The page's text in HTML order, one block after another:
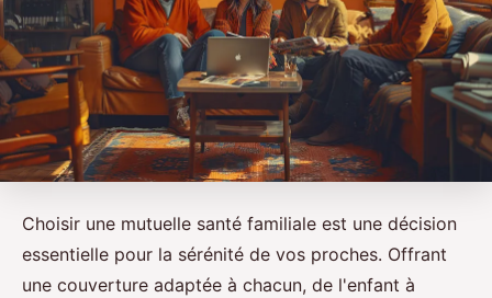
Choisir une mutuelle santé familiale est une décision
essentielle pour la sérénité de vos proches. Offrant
une couverture adaptée à chacun, de l'enfant à